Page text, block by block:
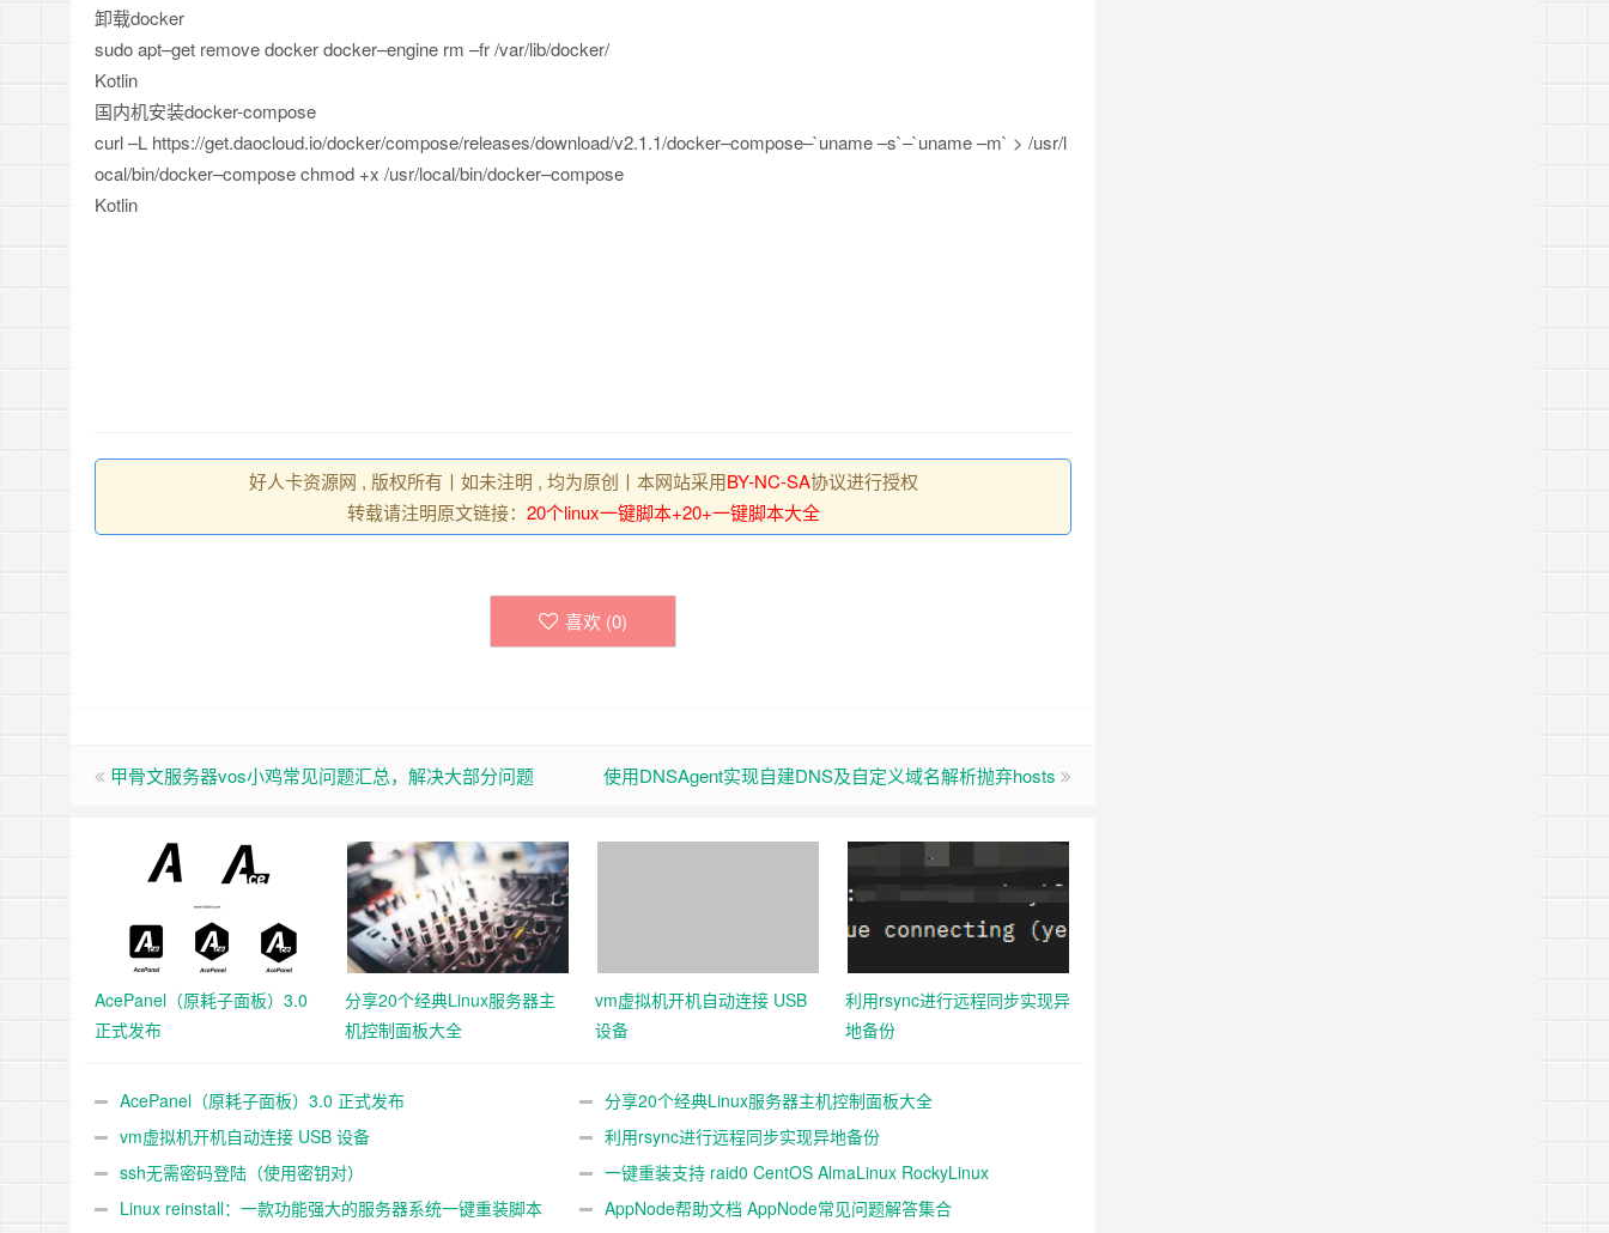
卸载docker
sudo apt–get remove docker docker–engine rm –fr/var/lib/docker/
Kotlin
国内机安装docker-compose
curl–L https://get.daocloud.io/docker/compose/releases/download/v2.1.1/docker–compose–`uname–s`–`uname–m` > /usr/l
ocal/bin/docker–compose chmod +x /usr/local/bin/docker–compose
Kotlin
好人卡资源网 , 版权所有丨如未注明 , 均为原创丨本网站采用BY-NC-SA协议进行授权
转载请注明原文链接： 20个linux一键脚本+20+一键脚本大全
喜欢 (0)
甲骨文服务器vos小鸡常见问题汇总，解决大部分问题 使用DNSAgent实现自建DNS及自定义域名解析抛弃hosts
AcePanel（原耗子面板）3.0
正式发布
分享20个经典Linux服务器主
机控制面板大全
vm虚拟机开机自动连接 USB
设备
利用rsync进行远程同步实现异
地备份
AcePanel（原耗子面板）3.0 正式发布
分享20个经典Linux服务器主机控制面板大全
vm虚拟机开机自动连接 USB 设备
利用rsync进行远程同步实现异地备份
ssh无需密码登陆（使用密钥对）
一键重装支持 raid0 CentOS AlmaLinux RockyLinux
Fedora，不同系统互装
Linux reinstall：一款功能强大的服务器系统一键重装脚本 AppNode帮助文档 AppNode常见问题解答集合